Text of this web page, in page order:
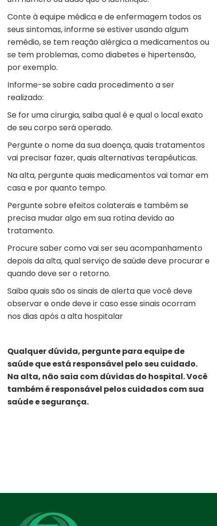
Conte à equipe médica e de enfermagem todos os
seus sintomas, informe se estiver usando algum
remédio, se tem reação alérgica a medicamentos ou
se tem problemas, como diabetes e hipertensão,
por exemplo.
Informe-se sobre cada procedimento a ser
realizado:
Se for uma cirurgia, saiba qual é e qual o local exato
de seu corpo será operado.
Pergunte o nome da sua doença, quais tratamentos
vai precisar fazer, quais alternativas terapêuticas.
Na alta, pergunte quais medicamentos vai tomar em
casa e por quanto tempo.
Pergunte sobre efeitos colaterais e também se
precisa mudar algo em sua rotina devido ao
tratamento.
Procure saber como vai ser seu acompanhamento
depois da alta, qual serviço de saúde deve procurar e
quando deve ser o retorno.
Saiba quais são os sinais de alerta que você deve
observar e onde deve ir caso esse sinais ocorram
nos dias após a alta hospitalar
Qualquer dúvida, pergunte para equipe de
saúde que está responsável pelo seu cuidado.
Na alta, não saia com dúvidas do hospital. Você
também é responsável pelos cuidados com sua
saúde e segurança.